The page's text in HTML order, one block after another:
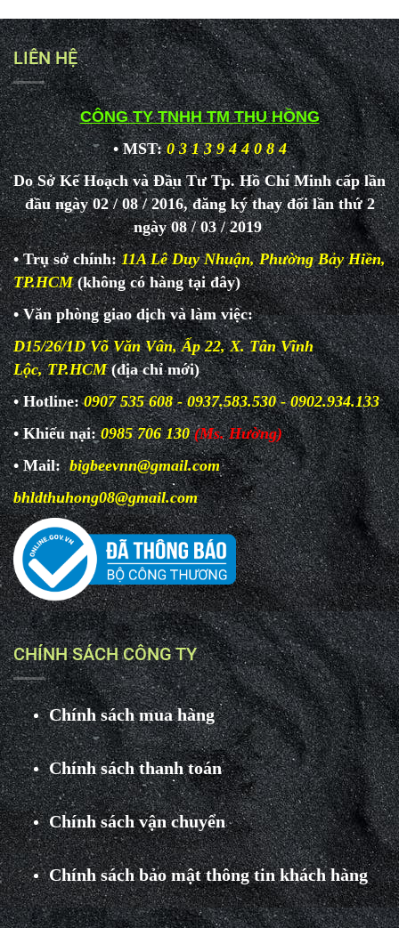
LIÊN HỆ
CÔNG TY TNHH TM THU HỒNG
• MST: 0 3 1 3 9 4 4 0 8 4
Do Sở Kế Hoạch và Đầu Tư Tp. Hồ Chí Minh cấp lần
đầu ngày 02 / 08 / 2016, đăng ký thay đổi lần thứ 2
ngày 08 / 03 / 2019
• Trụ sở chính:11A Lê Duy Nhuận, Phường Bảy Hiền,
TP.HCM (không có hàng tại đây)
• Văn phòng giao dịch và làmviệc:
D15/26/1D Võ Văn Vân, Ấp 22, X. Tân Vĩnh
Lộc, TP.HCM(địa chỉ mới)
• Hotline:0907 535 608 - 0937.583.530 - 0902.934.133
• Khiếu nại: 0985 706 130 (Ms. Hường)
• Mail:bigbeevnn@gmail.com
bhldthuhong08@gmail.com
CHÍNH SÁCH CÔNG TY
Chính sách mua hàng
Chính sách thanh toán
Chính sách vận chuyển
Chính sách bảo mật thông tin khách hàng